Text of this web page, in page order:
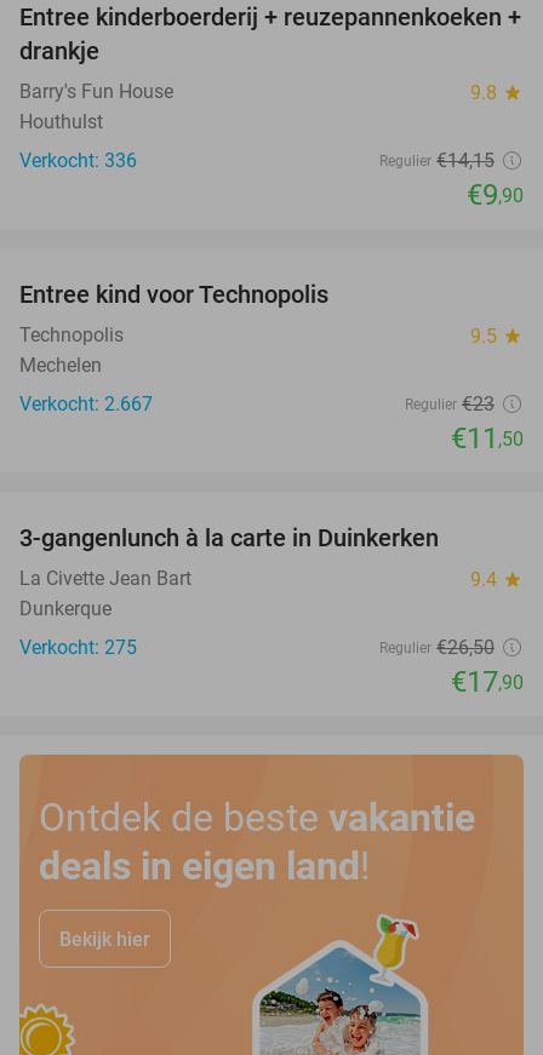
30%
Entree kinderboerderij + reuzepannenkoeken +
drankje
Barry's Fun House 9.8 star
Houthulst
Verkocht: 336
Regulier €14,15
€9,90
Entree kind voor Technopolis
Technopolis 9.5 star
Mechelen
Verkocht: 2.667
Regulier €23
€11 ,50
3-gangenlunch à la carte in Duinkerken
La Civette Jean Bart 9.4 star
Dunkerque
Verkocht: 275
Regulier €26,50
€17,90
Ontdek de beste vakantie
deals in eigen land!
Bekijk hier